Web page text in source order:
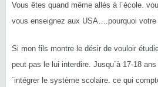
Vous êtes quand même allés à l´école.
vous enseignez aux USA….pourquoi
Si mon fils montre le désir de vouloir
peut pas le lui interdire. Jusqu´à 17-18
´intégrer le système scolaire. ce qui